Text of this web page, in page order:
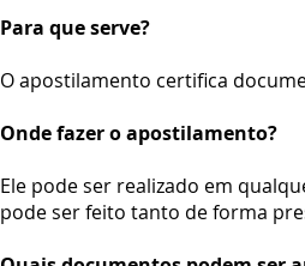
Para que serve?
O apostilamento certifica
Onde fazer o apostilamento?
Ele pode ser realizado em
pode ser feito tanto de forma